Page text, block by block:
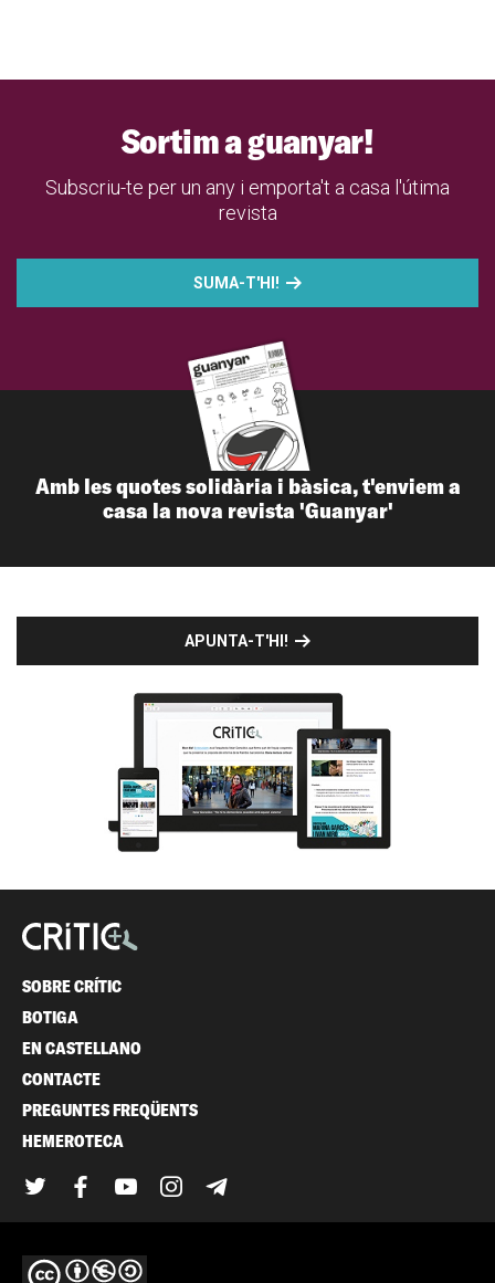
Sortim a guanyar!
Subscriu-te per un any i emporta't a casa l'útima
revista
SUMA-T'HI!
Amb les quotes solidària i bàsica, t'enviem a
casa la nova revista 'Guanyar'
APUNTA-T'HI!
SOBRE CRÍTIC
BOTIGA
EN CASTELLANO
CONTACTE
PREGUNTES FREQÜENTS
HEMEROTECA
TwitterFacebook
YouTubeInstagram